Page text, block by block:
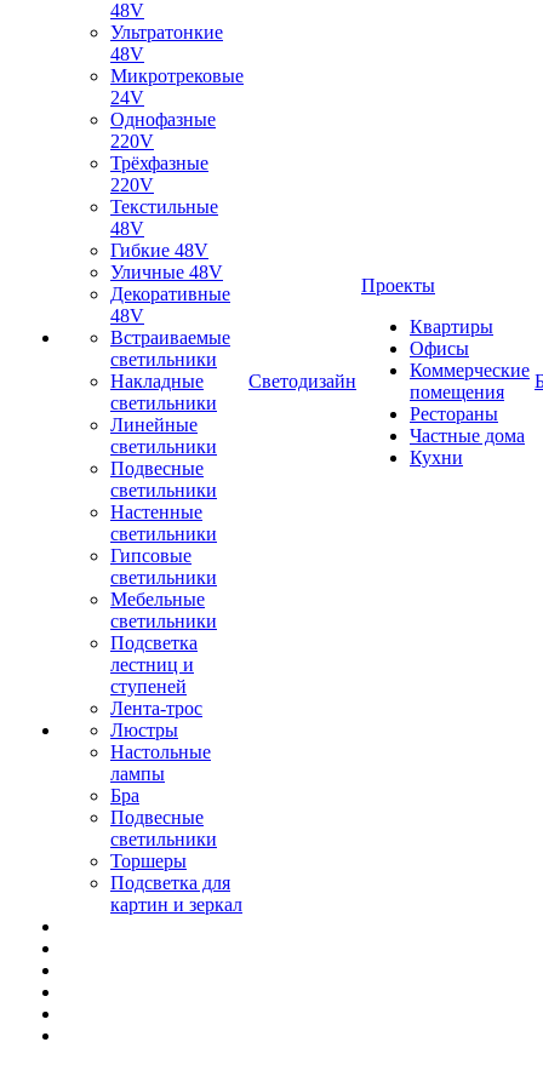
48V
Ультратонкие
48V
Микротрековые
24V
Однофазные
220V
Трёхфазные
220V
Текстильные
48V
Гибкие 48V
Уличные 48V
Декоративные
48V
Встраиваемые
светильники
Накладные
светильники
Линейные
светильники
Подвесные
светильники
Настенные
светильники
Гипсовые
светильники
Мебельные
светильники
Подсветка
лестниц и
ступеней
Лента-трос
Люстры
Настольные
лампы
Бра
Подвесные
светильники
Торшеры
Подсветка для
картин и зеркал
Светодизайн
Проекты
Квартиры
Офисы
Коммерческие
помещения
Рестораны
Частные дома
Кухни